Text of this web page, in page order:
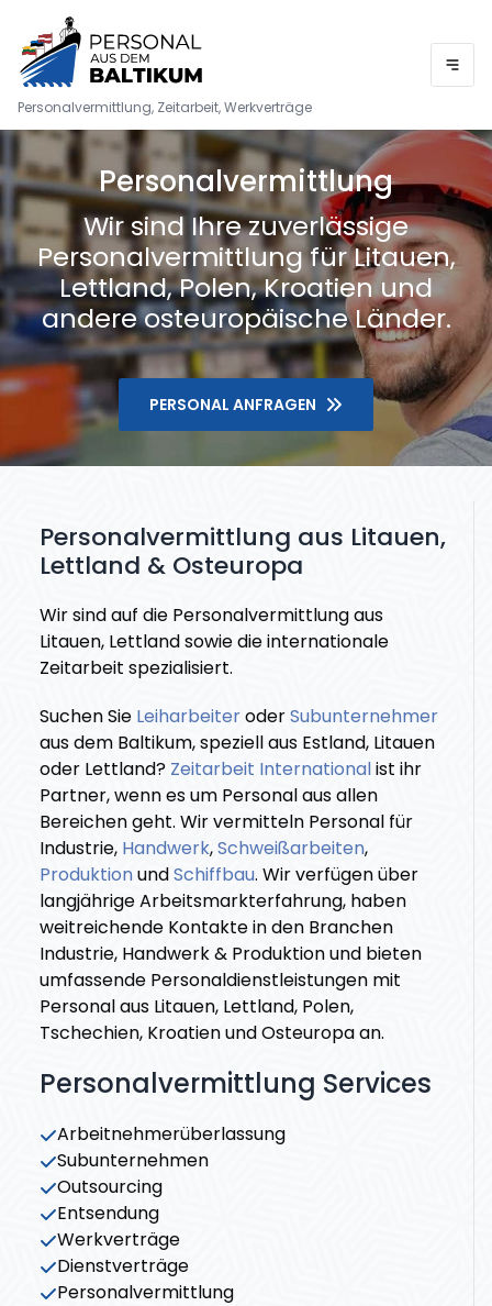
Personalvermittlung, Zeitarbeit, Werkverträge
Personalvermittlung
Wir sind Ihre zuverlässige
Personalvermittlung für Litauen,
Lettland, Polen, Kroatien und
andere osteuropäische Länder.
PERSONAL ANFRAGEN
Personalvermittlung aus Litauen,
Lettland & Osteuropa
Wir sind auf die Personalvermittlung aus
Litauen, Lettland sowie die internationale
Zeitarbeit spezialisiert.
Suchen Sie LeiharbeiteroderSubunternehmer
aus dem Baltikum, speziell aus Estland, Litauen
oder Lettland? Zeitarbeit Internationalist ihr
Partner, wenn es um Personal aus allen
Bereichen geht. Wir vermitteln Personal für
Industrie, Handwerk,Schweißarbeiten,
ProduktionundSchiffbau. Wir verfügen über
langjährige Arbeitsmarkterfahrung, haben
weitreichende Kontakte in den Branchen
Industrie, Handwerk & Produktion und bieten
umfassende Personaldienstleistungen mit
Personal aus Litauen, Lettland, Polen,
Tschechien, Kroatien und Osteuropa an.
Personalvermittlung Services
Arbeitnehmerüberlassung
Subunternehmen
Outsourcing
Entsendung
Werkverträge
Dienstverträge
Personalvermittlung